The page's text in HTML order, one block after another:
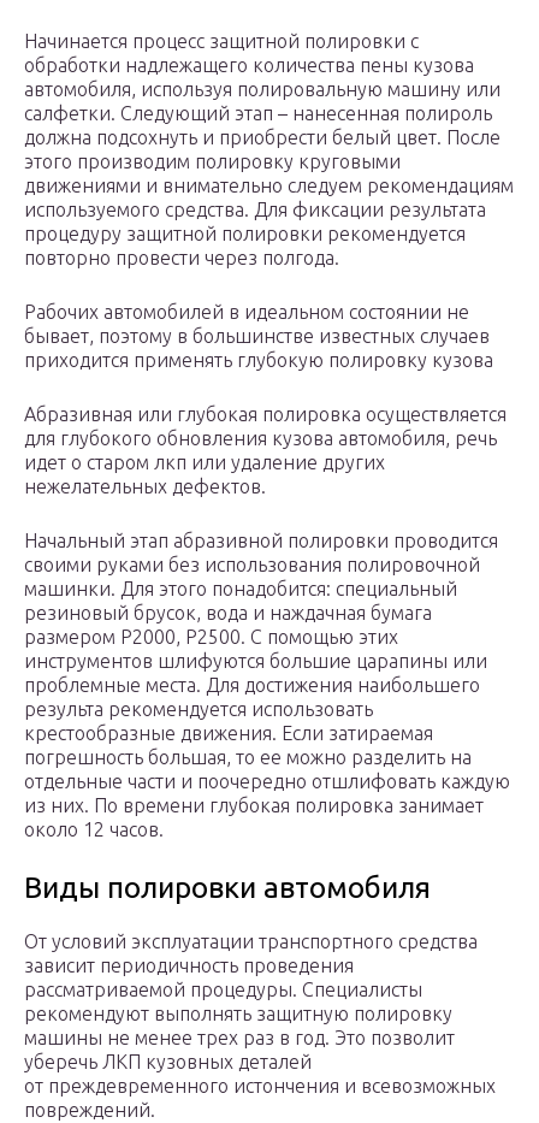
Начинается процесс защитной полировки с
обработки надлежащего количества пены кузова
автомобиля, используя полировальную машину или
салфетки. Следующий этап – нанесенная полироль
должна подсохнуть и приобрести белый цвет. После
этого производим полировку круговыми
движениями и внимательно следуем рекомендациям
используемого средства. Для фиксации результата
процедуру защитной полировки рекомендуется
повторно провести через полгода.
Рабочих автомобилей в идеальном состоянии не
бывает, поэтому в большинстве известных случаев
приходится применять глубокую полировку кузова
Абразивная или глубокая полировка осуществляется
для глубокого обновления кузова автомобиля, речь
идет о старом лкп или удаление других
нежелательных дефектов.
Начальный этап абразивной полировки проводится
своими руками без использования полировочной
машинки. Для этого понадобится: специальный
резиновый брусок, вода и наждачная бумага
размером Р2000, Р2500. С помощью этих
инструментов шлифуются большие царапины или
проблемные места. Для достижения наибольшего
результа рекомендуется использовать
крестообразные движения. Если затираемая
погрешность большая, то ее можно разделить на
отдельные части и поочередно отшлифовать каждую
из них. По времени глубокая полировка занимает
около 12 часов.
Виды полировки автомобиля
От условий эксплуатации транспортного средства
зависит периодичность проведения
рассматриваемой процедуры. Специалисты
рекомендуют выполнять защитную полировку
машины не менее трех раз в год. Это позволит
уберечь ЛКП кузовных деталей
от преждевременного истончения и всевозможных
повреждений.